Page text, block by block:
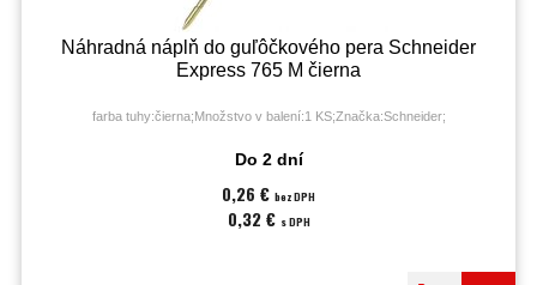
Náhradná náplň do guľôčkového pera Schneider
Express 765 M čierna
farba tuhy:čierna;Množstvo v balení:1 KS;Značka:Schneider;
Do 2 dní
0,26 € bez DPH
0,32 € s DPH